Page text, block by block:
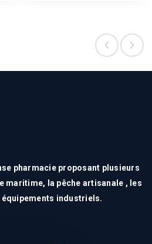
pharmacie proposant plusieurs
maritime, la pêche artisanale , les
industriels.